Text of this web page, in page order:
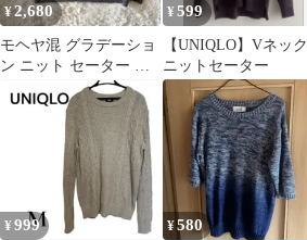
¥2,680
モヘヤ混 グラデーショ
ン ニット セーター ブ
ラウン レトロ y2k
¥599
【UNIQLO】Vネック
ニットセーター
¥ 999 ¥580